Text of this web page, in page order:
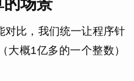
对比，我们统一让程序针
大概1亿多的一个整数）